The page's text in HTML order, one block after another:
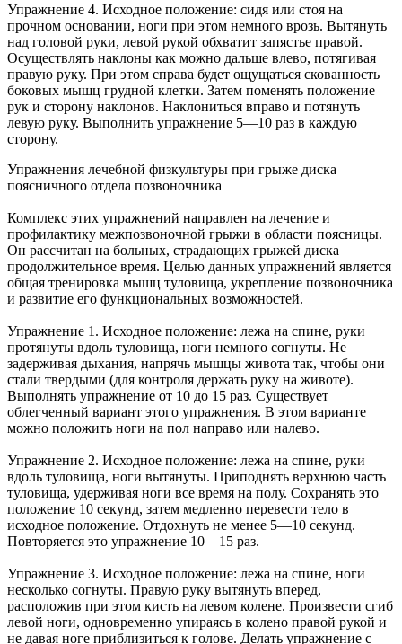
Упражнение 4. Исходное положение: сидя или стоя на
прочном основании, ноги при этом немного врозь. Вытянуть
над головой руки, левой рукой обхватит запястье правой.
Осуществлять наклоны как можно дальше влево, потягивая
правую руку. При этом справа будет ощущаться скованность
боковых мышц грудной клетки. Затем поменять положение
рук и сторону наклонов. Наклониться вправо и потянуть
левую руку. Выполнить упражнение 5—10 раз в каждую
сторону.
Упражнения лечебной физкультуры при грыже диска
поясничного отдела позвоночника
Комплекс этих упражнений направлен на лечение и
профилактику межпозвоночной грыжи в области поясницы.
Он рассчитан на больных, страдающих грыжей диска
продолжительное время. Целью данных упражнений является
общая тренировка мышц туловища, укрепление позвоночника
и развитие его функциональных возможностей.
Упражнение 1. Исходное положение: лежа на спине, руки
протянуты вдоль туловища, ноги немного согнуты. Не
задерживая дыхания, напрячь мышцы живота так, чтобы они
стали твердыми (для контроля держать руку на животе).
Выполнять упражнение от 10 до 15 раз. Существует
облегченный вариант этого упражнения. В этом варианте
можно положить ноги на пол направо или налево.
Упражнение 2. Исходное положение: лежа на спине, руки
вдоль туловища, ноги вытянуты. Приподнять верхнюю часть
туловища, удерживая ноги все время на полу. Сохранять это
положение 10 секунд, затем медленно перевести тело в
исходное положение. Отдохнуть не менее 5—10 секунд.
Повторяется это упражнение 10—15 раз.
Упражнение 3. Исходное положение: лежа на спине, ноги
несколько согнуты. Правую руку вытянуть вперед,
расположив при этом кисть на левом колене. Произвести сгиб
левой ноги, одновременно упираясь в колено правой рукой и
не давая ноге приблизиться к голове. Делать упражнение с